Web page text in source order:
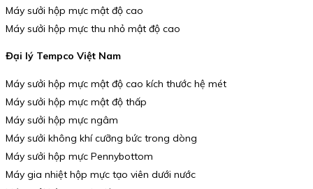
Máy sưởi hộp mực mật độ cao
Máy sưởi hộp mực thu nhỏ mật độ cao
Đại lý Tempco Việt Nam
Máy sưởi hộp mực mật độ cao kích thước hệ mét
Máy sưởi hộp mực mật độ thấp
Máy sưởi hộp mực ngâm
Máy sưởi không khí cưỡng bức trong dòng
Máy sưởi hộp mực Pennybottom
Máy gia nhiệt hộp mực tạo viên dưới nước